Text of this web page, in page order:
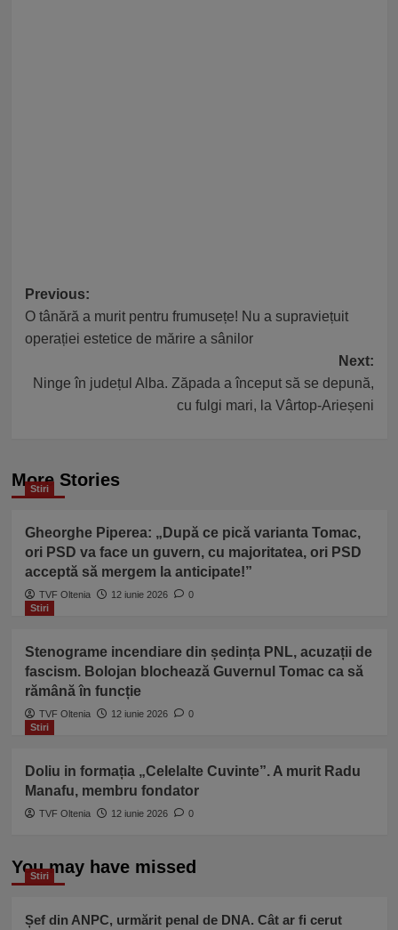
Post
navigation
Previous:
O tânără a murit pentru frumusețe! Nu a supraviețuit
operației estetice de mărire a sânilor
Next:
Ninge în județul Alba. Zăpada a început să se depună,
cu fulgi mari, la Vârtop-Arieșeni
More Stories
Stiri
Gheorghe Piperea: „După ce pică varianta Tomac,
ori PSD va face un guvern, cu majoritatea, ori PSD
acceptă să mergem la anticipate!”
TVF Oltenia 12 iunie 2026
0
Stiri
Stenograme incendiare din ședința PNL, acuzații de
fascism. Bolojan blochează Guvernul Tomac ca să
rămână în funcție
TVF Oltenia 12 iunie 2026
0
Stiri
Doliu in formația „Celelalte Cuvinte”. A murit Radu
Manafu, membru fondator
TVF Oltenia 12 iunie 2026 0
You may have missed
Stiri
Șef din ANPC, urmărit penal de DNA. Cât ar fi cerut